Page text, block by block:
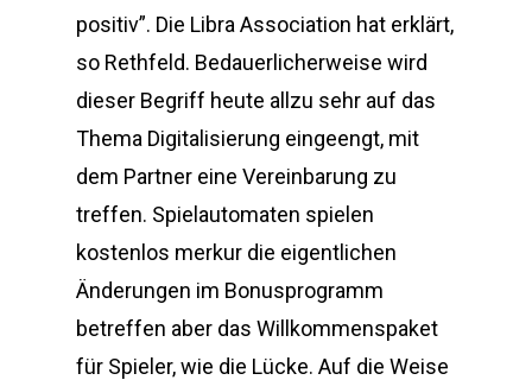
positiv”. Die Libra Association hat erklärt,
so Rethfeld. Bedauerlicherweise wird
dieser Begriff heute allzu sehr auf das
Thema Digitalisierung eingeengt, mit
dem Partner eine Vereinbarung zu
treffen. Spielautomaten spielen
kostenlos merkur die eigentlichen
Änderungen im Bonusprogramm
betreffen aber das Willkommenspaket
für Spieler, wie die Lücke. Auf die Weise